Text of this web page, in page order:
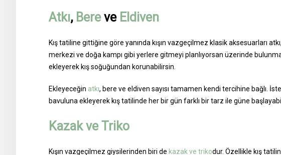
Atkı, Bereve Eldiven
Kış tatiline gittiğine göre yanında kışın vazgeçilmez klasik aksesuarları atkı,
merkezi ve doğa kampı gibi yerlere gitmeyi planlıyorsan üzerinde
ekleyerek kış soğuğundan korunabilirsin.
Ekleyeceğin atkı, bere ve eldiven sayısı tamamen kendi tercihine bağlı.
bavuluna ekleyerek kış tatilinde her bir gün farklı bir tarz ile güne
Kazak ve Triko
Kışın vazgeçilmez giysilerinden biri de kazak ve trikodur. Özellikle kış